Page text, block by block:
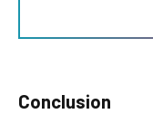
Conclusion